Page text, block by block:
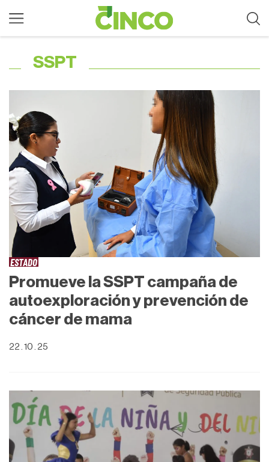
SSPT
ESTADO
Promueve la SSPT campaña de
autoexploración y prevención de
cáncer de mama
22 . 10 . 25